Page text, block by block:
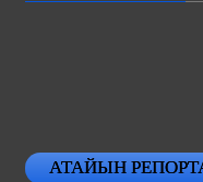
АТАЙЫН